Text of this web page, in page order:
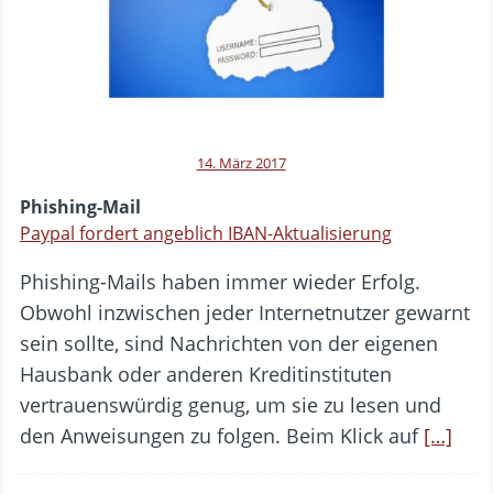
14. März 2017
Phishing-Mail
Paypal fordert angeblich IBAN-Aktualisierung
Phishing-Mails haben immer wieder Erfolg.
Obwohl inzwischen jeder Internetnutzer gewarnt
sein sollte, sind Nachrichten von der eigenen
Hausbank oder anderen Kreditinstituten
vertrauenswürdig genug, um sie zu lesen und
den Anweisungen zu folgen. Beim Klick auf […]